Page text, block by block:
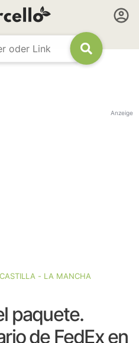
Anzeige
CASTILLA - LA MANCHA
paquete.
de FedEx en